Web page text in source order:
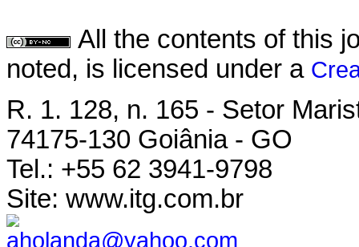
All the contents of this
noted, is licensed under a
R. 1. 128, n. 165 - Setor
74175-130 Goiânia - GO
Tel.: +55 62 3941-9798
Site: www.itg.com.br
aholanda@yahoo.com